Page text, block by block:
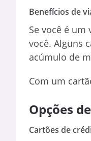
Benefícios de
Se você é
você. Alguns
acúmulo de
Com um
Opções
Cartões de